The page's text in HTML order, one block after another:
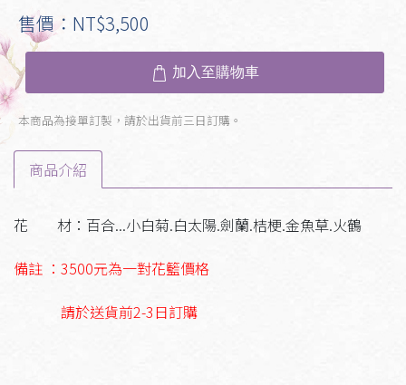
售價：NT$3,500
加入至購物車
本商品為接單訂製，請於出貨前三日訂購。
商品介紹
花 材：百合...小白菊.白太陽.劍蘭.桔梗.金魚草.火鶴
備註 ：3500元為一對花籃價格
請於送貨前2-3日訂購